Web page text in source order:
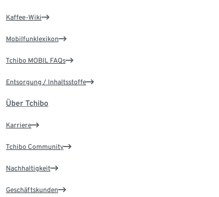
Kaffee-Wiki
Mobilfunklexikon
Tchibo MOBIL FAQs
Entsorgung / Inhaltsstoffe
Über Tchibo
Karriere
Tchibo Community
Nachhaltigkeit
Geschäftskunden